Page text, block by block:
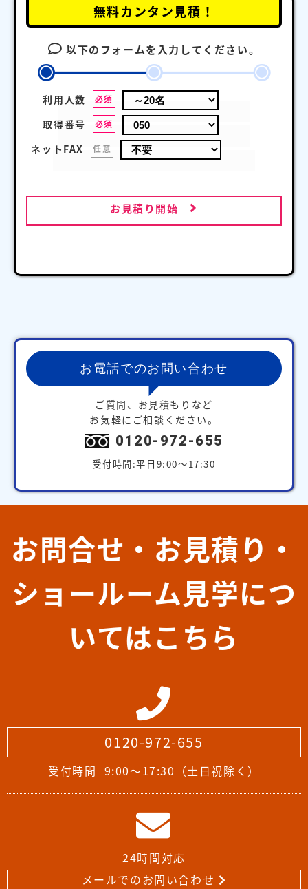
無料カンタン見積！
以下のフォームを入力してください。
利用人数 必須
取得番号 必須
ネットFAX 任意
お見積り開始
お電話でのお問い合わせ
ご質問、お見積もりなど
お気軽にご相談ください。
0120-972-655
受付時間:平日9:00～17:30
お問合せ・お見積り・
ショールーム見学につ
いてはこちら
0120-972-655
受付時間 9:00～17:30（土日祝除く）
24時間対応
メールでのお問い合わせ